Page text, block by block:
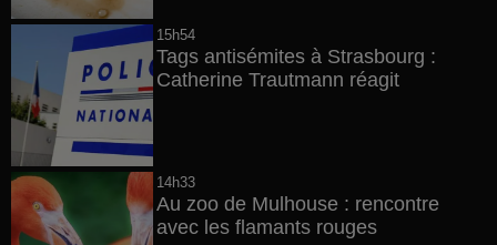
15h54
Tags antisémites à Strasbourg :
Catherine Trautmann réagit
14h33
Au zoo de Mulhouse : rencontre
avec les flamants rouges